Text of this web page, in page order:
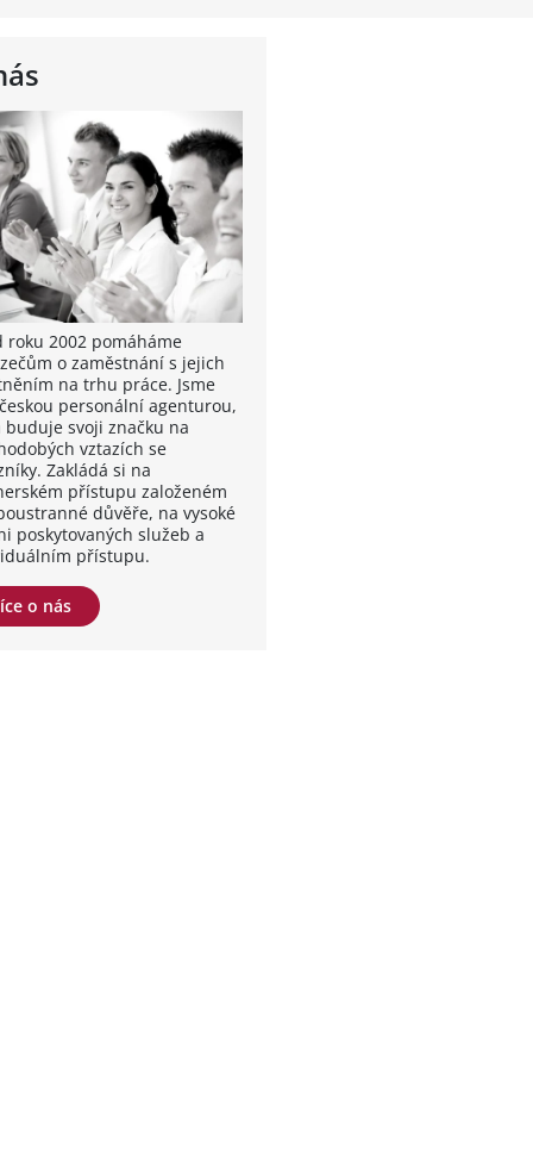
roku 2002 pomáháme
o zaměstnání s jejich
na trhu práce. Jsme
personální agenturou,
buduje svoji značku na
vztazích se
Zakládá si na
přístupu založeném
důvěře, na vysoké
poskytovaných služeb a
přístupu.
o nás